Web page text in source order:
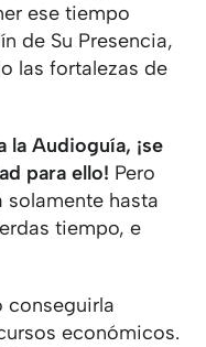
ese tiempo
de Su Presencia,
las fortalezas de
Audioguía, ¡se
para ello! Pero
solamente hasta
tiempo, e
conseguirla
económicos.